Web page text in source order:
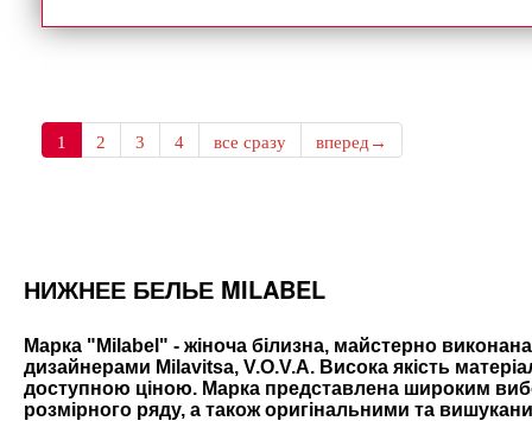
1 2 3 4 все сразу вперед→
НИЖНЕЕ БЕЛЬЕ MILABEL
Марка "Milabel" - жіноча білизна, майстерно
дизайнерами Milavitsa, V.O.V.A. Висока якість
доступною ціною. Марка представлена широким
розмірного ряду, а також оригінальними та